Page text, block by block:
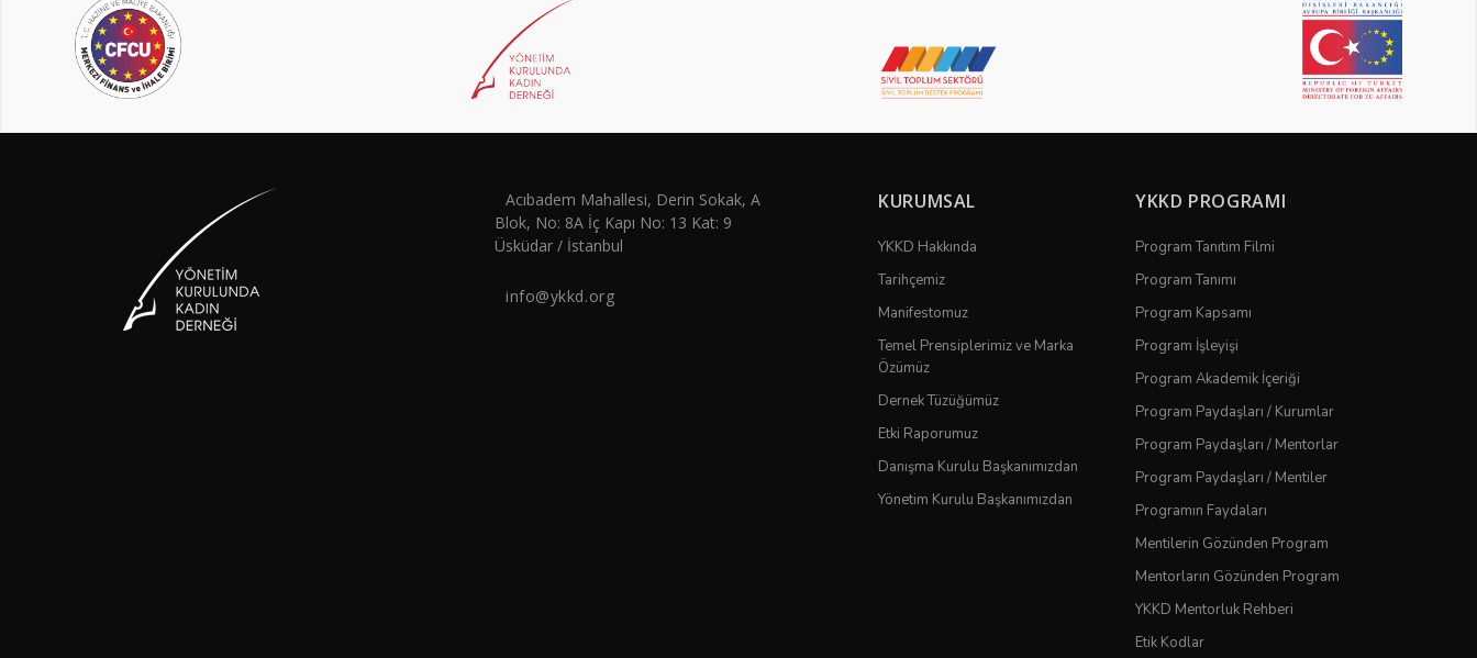
Acıbadem Mahallesi, Derin Sokak, A
Blok, No: 8A İç Kapı No: 13 Kat: 9
Üsküdar / İstanbul
info@ykkd.org
KURUMSAL
YKKD Hakkında
Tarihçemiz
Manifestomuz
Temel Prensiplerimiz ve Marka
Özümüz
Dernek Tüzüğümüz
Etki Raporumuz
Danışma Kurulu Başkanımızdan
Yönetim Kurulu Başkanımızdan
YKKD PROGRAMI
Program Tanıtım Filmi
Program Tanımı
Program Kapsamı
Program İşleyişi
Program Akademik İçeriği
Program Paydaşları / Kurumlar
Program Paydaşları / Mentorlar
Program Paydaşları / Mentiler
Programın Faydaları
Mentilerin Gözünden Program
Mentorların Gözünden Program
YKKD Mentorluk Rehberi
Etik Kodlar